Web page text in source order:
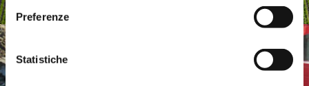
Preferenze
Statistiche